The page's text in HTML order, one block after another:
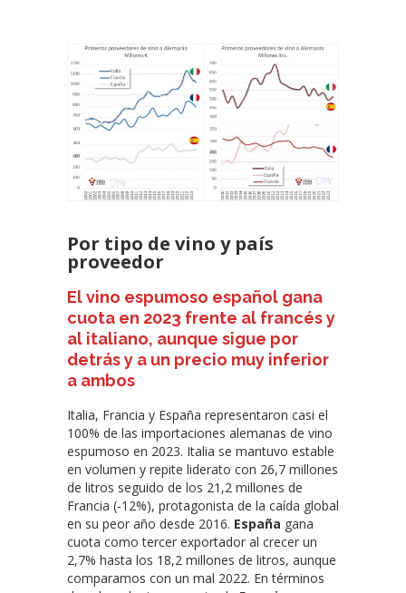
Por tipo de vino y país
proveedor
El vino espumoso español gana
cuota en 2023 frente al francés y
al italiano, aunque sigue por
detrás y a un precio muy inferior
a ambos
Italia, Francia y España representaron casi el
100% de las importaciones alemanas de vino
espumoso en 2023. Italia se mantuvo estable
en volumen y repite liderato con 26,7 millones
de litros seguido de los 21,2 millones de
Francia (-12%), protagonista de la caída global
en su peor año desde 2016. España gana
cuota como tercer exportador al crecer un
2,7% hasta los 18,2 millones de litros, aunque
comparamos con un mal 2022. En términos